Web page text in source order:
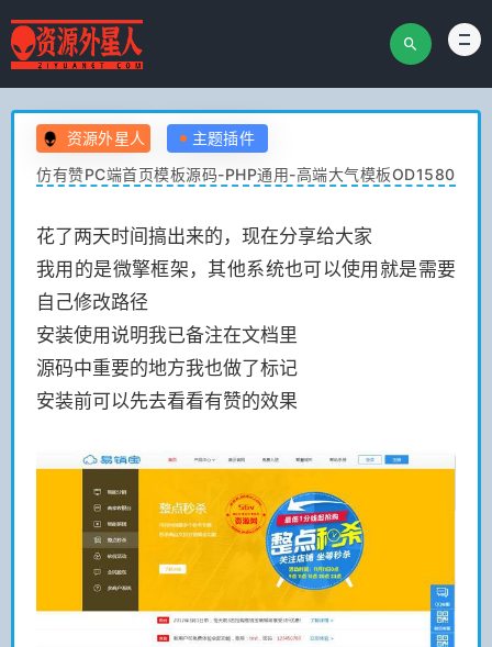
资源外星人
主题插件
仿有赞PC端首页模板源码-PHP通用-高端大气模板OD1580
花了两天时间搞出来的，现在分享给大家
我用的是微擎框架，其他系统也可以使用就是需要
自己修改路径
安装使用说明我已备注在文档里
源码中重要的地方我也做了标记
安装前可以先去看看有赞的效果